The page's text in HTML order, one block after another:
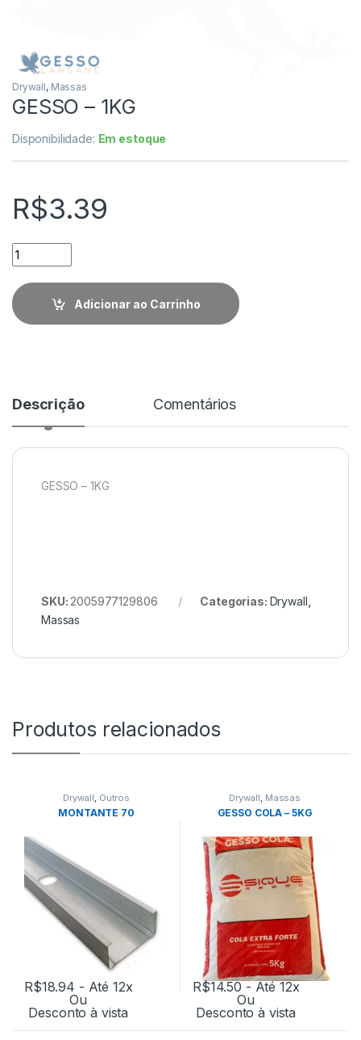
Drywall, Massas
GESSO – 1KG
Disponibilidade: Em estoque
R$3.39
Quantidade
Adicionar ao Carrinho
Descrição Comentários
GESSO – 1KG
SKU: 2005977129806 Categorias: Drywall
Massas
Produtos relacionados
Drywall, Outros
MONTANTE 70
R$18.94 - Até 12x
Ou
Desconto à vista
Drywall, Massas
GESSO COLA – 5KG
R$14.50 - Até 12x
Ou
Desconto à vista